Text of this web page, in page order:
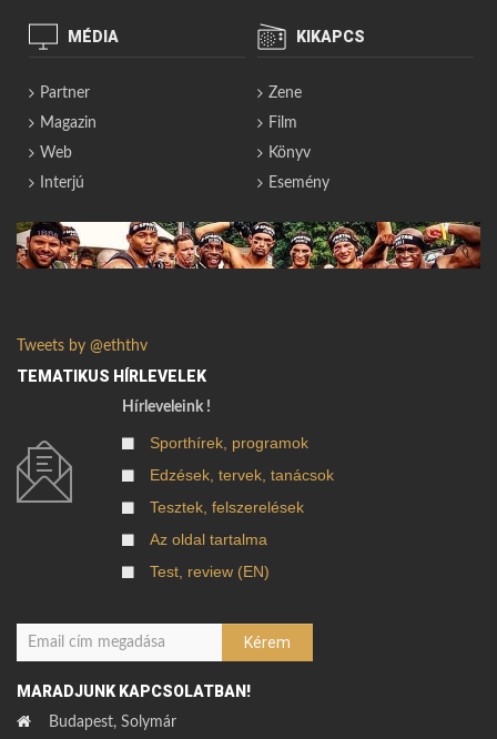
MÉDIA
Partner
Magazin
Web
Interjú
KIKAPCS
Zene
Film
Könyv
Esemény
Tweets by @eththv
TEMATIKUS HÍRLEVELEK
Hírleveleink !
Sporthírek, programok
Edzések, tervek, tanácsok
Tesztek, felszerelések
Az oldal tartalma
Test, review (EN)
MARADJUNK KAPCSOLATBAN!
Budapest, Solymár